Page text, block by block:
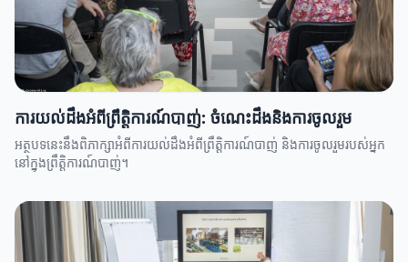
ការយល់ដឹងអំពីព្រឹតិ្តការណ៍បាញ់: ចំណេះដឹងនិងការចូលរួម
អត្ថបទនេះនឹងពិភាក្សាអំពីការយល់ដឹងអំពីព្រឹតិ្តការណ៍បាញ់ និងការចូលរួមរបស់អ្នក
នៅក្នុងព្រឹតិ្តការណ៍បាញ់។